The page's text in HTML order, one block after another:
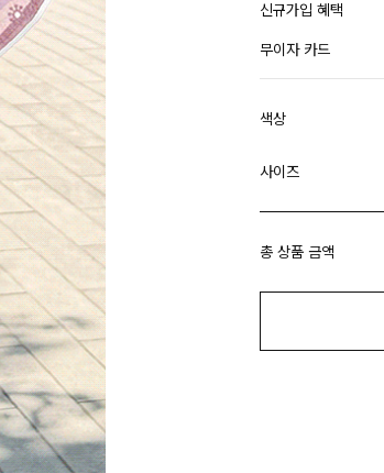
신규가입 혜택
무이자 카드
색상
사이즈
총 상품 금액